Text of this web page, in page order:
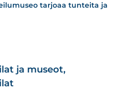
tarjoaa tunteita ja
ja museot,